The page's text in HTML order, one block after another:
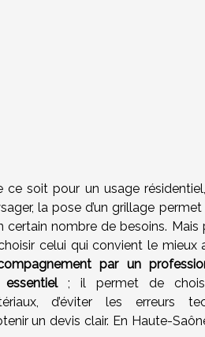
ce soit pour un usage
la pose d’un grillage
certain nombre de besoins. Mais
celui qui convient le mieux
par un
; il permet de
d’éviter les erreurs
un devis clair. En Haute-